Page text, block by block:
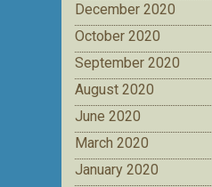
December 2020
October 2020
September 2020
August 2020
June 2020
March 2020
January 2020